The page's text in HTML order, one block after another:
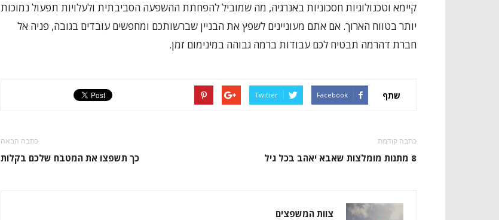
קיימא וטכנולוגיות חסכוניות באנרגיה, מה שמוביל להפחתת ההשפעה הסביבתית ולעלויות תפעול נמוכות
יותר בטווח הארוך. אם אתם מעוניינים לשפץ את הבניין שברשותכם ומחפשים עובדים בגובה, פניה אל
חברת דהרמה תבטיח לכם עבודות ברמה גבוהה במינימום זמן.
שתף Facebook
Twitter
כתבה קודמת
8 מתנות מומלצות שאבא יאהב בכל גיל
כתבה הבאה
כך תשפצו את המטבח שלכם בקלות
צוות המשפצים